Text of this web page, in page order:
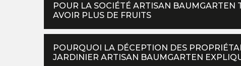
POUR LA SOCIÉTÉ ARTISAN BAUMGARTEN
AVOIR PLUS DE FRUITS
POURQUOI LA DÉCEPTION DES
JARDINIER ARTISAN BAUMGARTEN